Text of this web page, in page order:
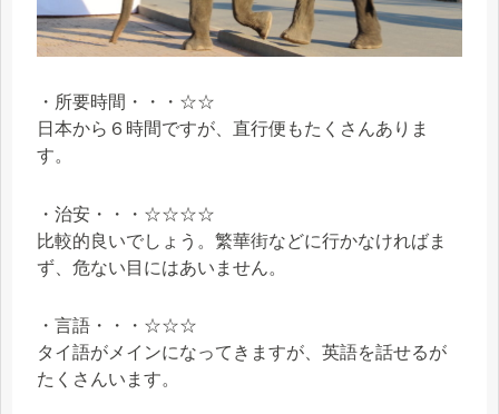
・所要時間・・・☆☆
日本から６時間ですが、直行便もたくさんありま
す。
・治安・・・☆☆☆☆
比較的良いでしょう。繁華街などに行かなければま
ず、危ない目にはあいません。
・言語・・・☆☆☆
タイ語がメインになってきますが、英語を話せるが
たくさんいます。